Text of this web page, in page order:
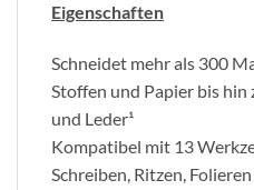
Eigenschaften
Schneidet mehr als 300
Stoffen und Papier bis
und Leder¹
Kompatibel mit 13
Schreiben, Ritzen,